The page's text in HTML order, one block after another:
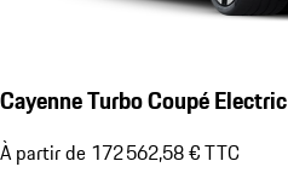
Cayenne Turbo Coupé Electric
À partir de 172 562,58 € TTC